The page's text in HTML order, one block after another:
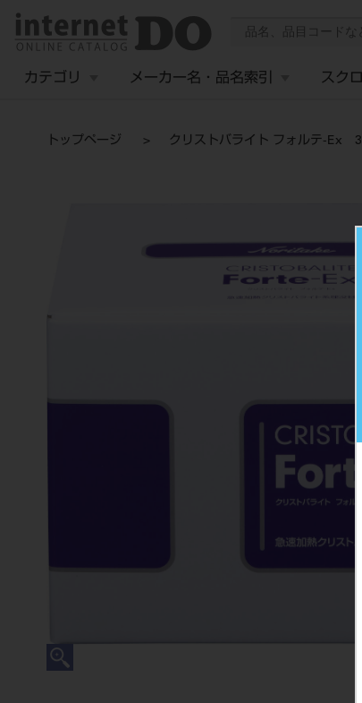
カテゴリ メーカー名・品名索引 スク
トップページ クリストバライト フォルテ-Ex